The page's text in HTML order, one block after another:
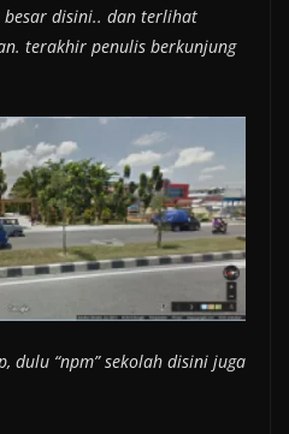
disini.. dan terlihat
terakhir penulis berkunjung
dulu “npm” sekolah disini juga